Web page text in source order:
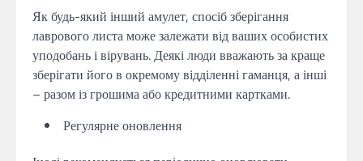
Як будь-який інший амулет, спосіб зберігання
лаврового листа може залежати від ваших особистих
уподобань і вірувань. Деякі люди вважають за краще
зберігати його в окремому відділенні гаманця, а інші
– разом із грошима або кредитними картками.
Регулярне оновлення